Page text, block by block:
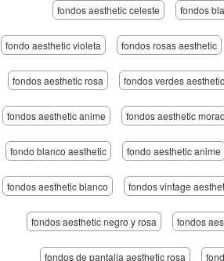
fondos aesthetic celeste fondos
fondo aesthetic violeta fondos rosas aesthetic
fondos aesthetic rosa fondos verdes aesthetic
fondos aesthetic anime fondos aesthetic
fondo blanco aesthetic fondo aesthetic anime
fondos aesthetic blanco fondos vintage
fondos aesthetic negro y rosa fondos
fondos de pantalla aesthetic rosa